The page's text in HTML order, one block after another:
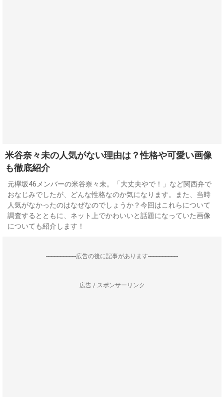
米谷奈々未の人気がない理由は？性格や可愛い画像
も徹底紹介
元欅坂46メンバーの米谷奈々未。「大丈夫やで！」など関西弁で
おなじみでしたが、どんな性格なのか気になります。また、当時
人気がなかったのはなぜなのでしょうか？今回はこれらについて
調査するとともに、ネット上でかわいいと話題になっていた画像
についても紹介します！
--------------------広告の後に記事があります--------------------
広告 / スポンサーリンク